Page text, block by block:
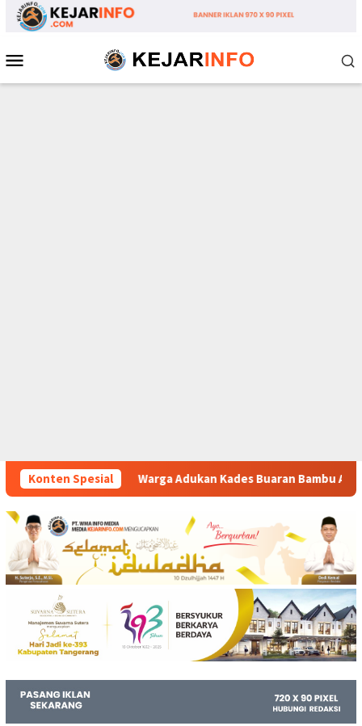
Loncat
Mobile
Konten Spesial
Adukan Kades Buaran Bambu Atas Dugaan Pungutan Liar